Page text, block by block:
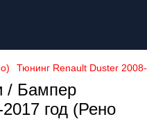
Тюнинг Renault Duster
/ Бампер
год (Рено